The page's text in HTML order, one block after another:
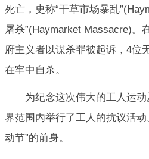
死亡，史称“干草市场暴乱
屠杀”(Haymarket Massacre)。
府主义者以谋杀罪被起诉，4位
在牢中自杀。
为纪念这次伟大的工人运
界范围内举行了工人的抗议活
动节”的前身。